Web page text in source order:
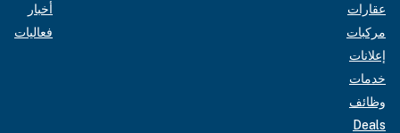
عقارات
مركبات
إعلانات
خدمات
وظائف
Deals
أخبار
فعاليات